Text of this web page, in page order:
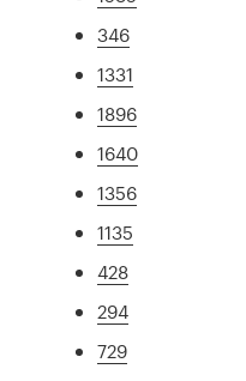
346
1331
1896
1640
1356
1135
428
294
729